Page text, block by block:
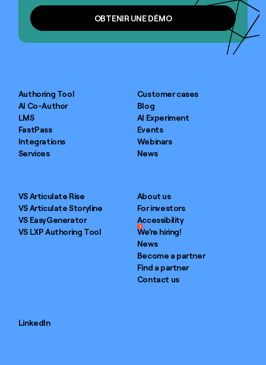
OBTENIR UNE DÉMOOBTENIR UNE DÉMO
Authoring Tool
AI Co-Author
LMS
FastPass
Integrations
Services
Customer cases
Blog
AI Experiment
Events
Webinars
News
VS Articulate Rise
VS Articulate Storyline
VS EasyGenerator
VS LXP Authoring Tool
About us
For investors
Accessibility
We’re hiring!
1
News
Become a partner
Find a partner
Contact us
LinkedIn